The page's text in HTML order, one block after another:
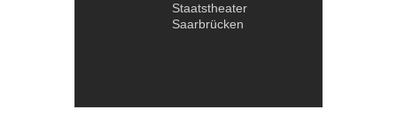
Staatstheater
Saarbrücken